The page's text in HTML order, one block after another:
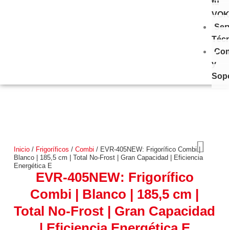
tu
VOK
y
Inicio/ Frigoríficos / Combi / EVR-405NEW: Frigorífico Combi |
Blanco | 185,5 cm | Total No-Frost | Gran Capacidad | Eficiencia
Energética E
EVR-405NEW: Frigorífico
Combi | Blanco | 185,5 cm |
Total No-Frost | Gran Capacidad